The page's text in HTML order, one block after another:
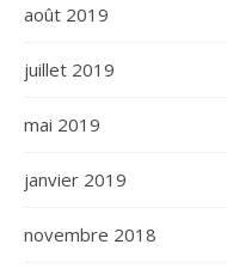
août 2019
juillet 2019
mai 2019
janvier 2019
novembre 2018